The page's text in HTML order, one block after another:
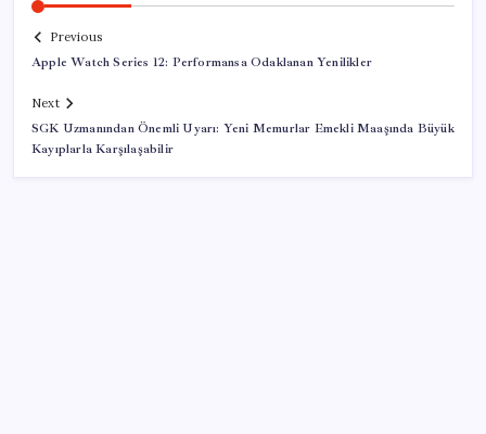
Previous
Apple Watch Series 12: Performansa Odaklanan Yenilikler
Next
SGK Uzmanından Önemli Uyarı: Yeni Memurlar Emekli Maaşında Büyük
Kayıplarla Karşılaşabilir